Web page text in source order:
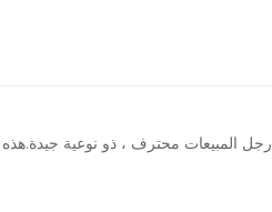
رجل المبيعات محترف ، ذو نوعية